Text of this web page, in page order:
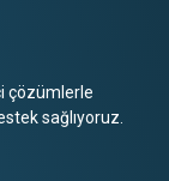
çözümlerle
sağlıyoruz.